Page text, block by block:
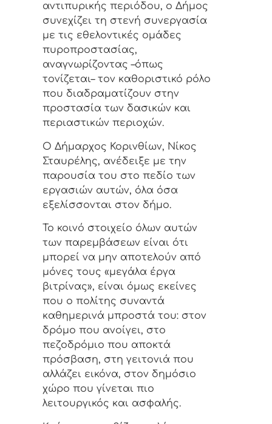
αντιπυρικής περιόδου, ο Δήμος
συνεχίζει τη στενή συνεργασία
με τις εθελοντικές ομάδες
πυροπροστασίας,
αναγνωρίζοντας –όπως
τονίζεται– τον καθοριστικό ρόλο
που διαδραματίζουν στην
προστασία των δασικών και
περιαστικών περιοχών.
Ο Δήμαρχος Κορινθίων, Νίκος
Σταυρέλης, ανέδειξε με την
παρουσία του στο πεδίο των
εργασιών αυτών, όλα όσα
εξελίσσονται στον δήμο.
Το κοινό στοιχείο όλων αυτών
των παρεμβάσεων είναι ότι
μπορεί να μην αποτελούν από
μόνες τους «μεγάλα έργα
βιτρίνας», είναι όμως εκείνες
που ο πολίτης συναντά
καθημερινά μπροστά του: στον
δρόμο που ανοίγει, στο
πεζοδρόμιο που αποκτά
πρόσβαση, στη γειτονιά που
αλλάζει εικόνα, στον δημόσιο
χώρο που γίνεται πιο
λειτουργικός και ασφαλής.